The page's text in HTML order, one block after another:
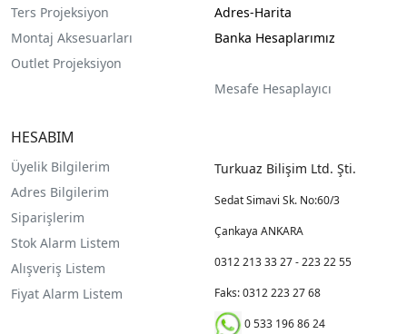
Ters Projeksiyon
Montaj Aksesuarları
Outlet Projeksiyon
Adres-Harita
Banka Hesaplarımız
Mesafe Hesaplayıcı
HESABIM
Üyelik Bilgilerim
Adres Bilgilerim
Siparişlerim
Stok Alarm Listem
Alışveriş Listem
Fiyat Alarm Listem
Turkuaz Bilişim Ltd. Şti.
Sedat Simavi Sk. No:60/3
Çankaya ANKARA
0312 213 33 27 - 223 22 55
Faks: 0312 223 27 68
0 533 196 86 24